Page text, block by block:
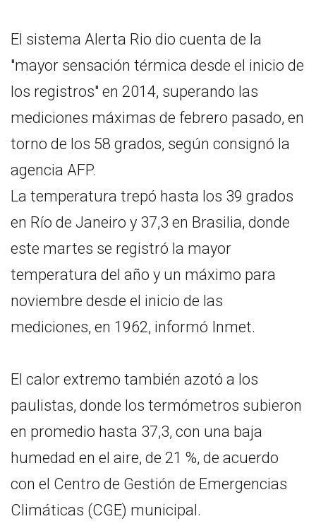
El sistema Alerta Rio dio cuenta de la
"mayor sensación térmica desde el inicio de
los registros" en 2014, superando las
mediciones máximas de febrero pasado, en
torno de los 58 grados, según consignó la
agencia AFP.
La temperatura trepó hasta los 39 grados
en Río de Janeiro y 37,3 en Brasilia, donde
este martes se registró la mayor
temperatura del año y un máximo para
noviembre desde el inicio de las
mediciones, en 1962, informó Inmet.
El calor extremo también azotó a los
paulistas, donde los termómetros subieron
en promedio hasta 37,3, con una baja
humedad en el aire, de 21 %, de acuerdo
con el Centro de Gestión de Emergencias
Climáticas (CGE) municipal.